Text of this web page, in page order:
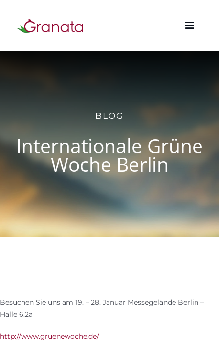
springen
Toggle
AKTUELLES
KONTAKT
ZUM SHOP
BLOG
Internationale Grüne
Woche Berlin
Besuchen Sie uns am 19. – 28. Januar Messegelände Berlin –
Halle 6.2a
http://www.gruenewoche.de/